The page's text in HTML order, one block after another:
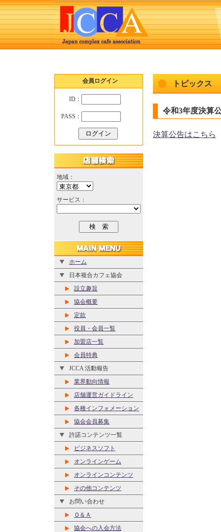
会員ログイン
ID：
PASS：
地域：
サービス：
ホーム
日本複合カフェ協会
設立趣旨
協会概要
定款
役員・会員一覧
加盟店一覧
会員特典
JCCA 活動報告
業界動向情報
店舗運営ガイドライン
各種インフォメーション
協会会員募集
許諾コンテンツ一覧
ビジネスソフト
オンラインゲーム
オンラインコンテンツ
その他コンテンツ
お問い合わせ
Ｑ＆Ａ
協会への入会方法
トピックス
令和3年度決算
決算公告はこちら